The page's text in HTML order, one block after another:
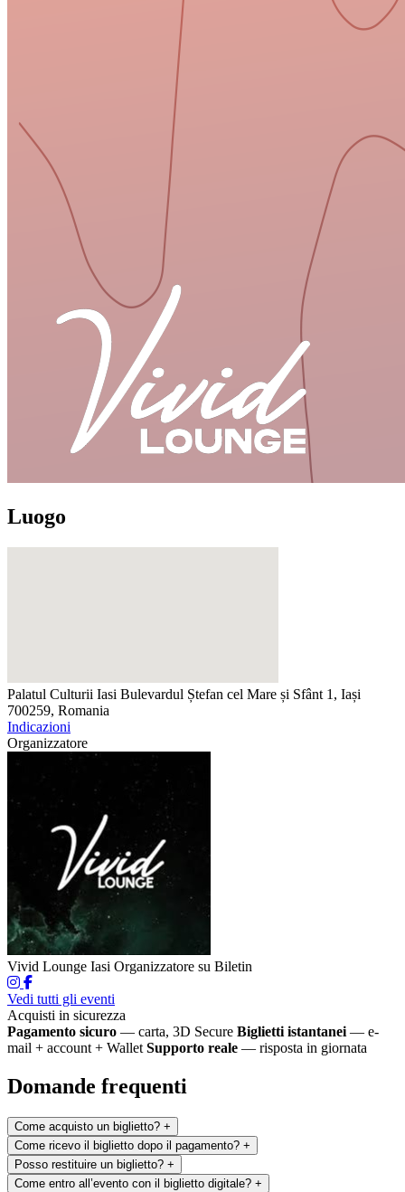
Luogo
Palatul Culturii Iasi Bulevardul Ștefan cel Mare și Sfânt 1, Iași
700259, Romania
Indicazioni
Organizzatore
Vivid Lounge Iasi Organizzatore su Biletin
Vedi tutti gli eventi
Acquisti in sicurezza
Pagamento sicuro — carta, 3D Secure Biglietti istantanei — e-
mail + account + Wallet Supporto reale — risposta in giornata
Domande frequenti
Come acquisto un biglietto? +
Come ricevo il biglietto dopo il pagamento? +
Posso restituire un biglietto? +
Come entro all’evento con il biglietto digitale? +